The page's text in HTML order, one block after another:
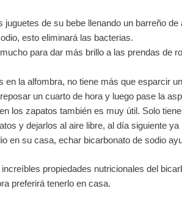
juguetes de su bebe llenando un barreño
esto eliminará las bacterias.
para dar más brillo a las prendas de
en la alfombra, no tiene más que esparcir
un cuarto de hora y luego pase la
los zapatos también es muy útil. Solo
y dejarlos al aire libre, al día siguiente ya
en su casa, echar bicarbonato de sodio
propiedades nutricionales del
preferirá tenerlo en casa.